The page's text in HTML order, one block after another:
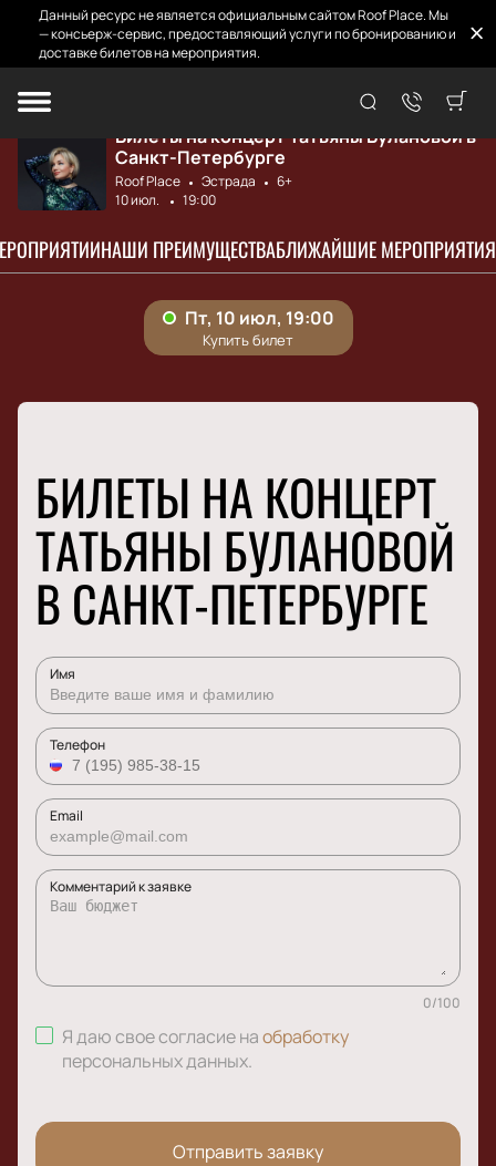
Данный ресурс не является официальным сайтом Roof Place. Мы
— консьерж-сервис, предоставляющий услуги по бронированию и
доставке билетов на мероприятия.
Главная
Билеты на концерт Татьяны Булановой в
Санкт-Петербурге
Roof Place Эстрада
6+
10 июл.
19:00
НАШИ ПРЕИМУЩЕСТВАБЛИЖАЙШИЕ МЕРОПРИЯТИЯ
БИЛЕТЫ НА КОНЦЕРТ
ТАТЬЯНЫ БУЛАНОВОЙ
В САНКТ-ПЕТЕРБУРГЕ
Имя
Телефон
Email
Комментарий к заявке
0/100
Я даю свое согласие наобработку
персональных данных.
Отправить заявку